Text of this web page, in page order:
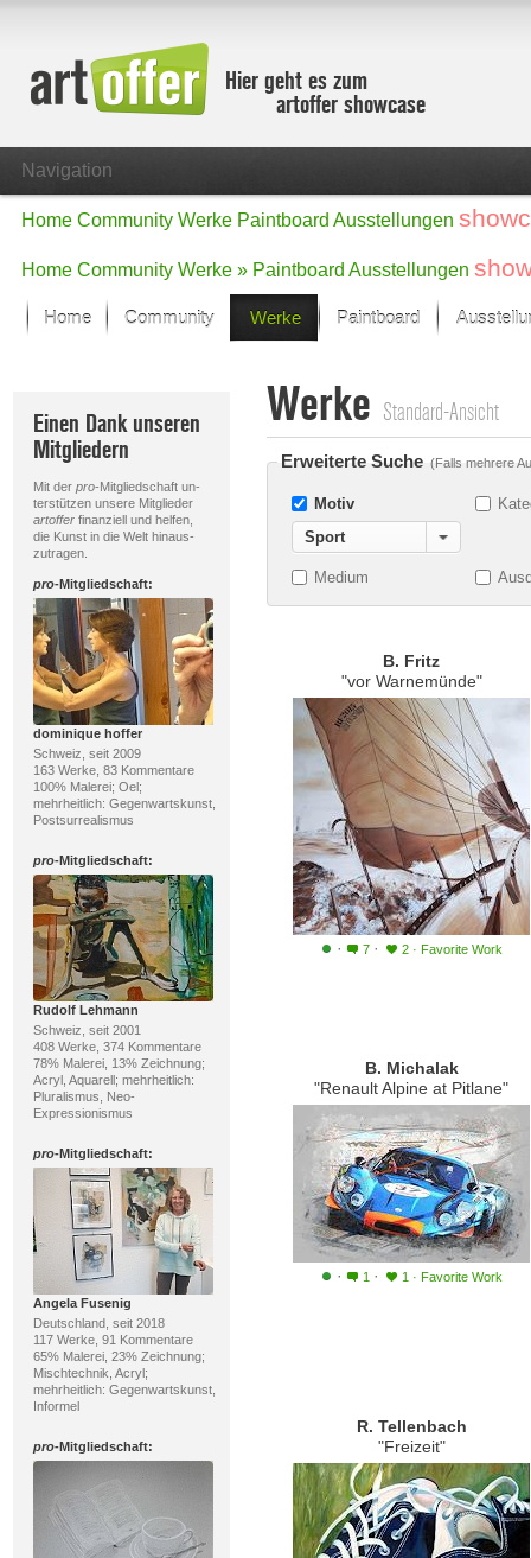
Hier geht es zum
artoffer showcase
Navigation
Home Community Werke Paintboard Ausstellungen
Home Community Werke » Paintboard Ausstellungen
Home Community Werke
Der letzte Monat im Fokus
Alle Fokus-Werke
Standard-Ansicht
Neue Werke – Auswahl
Alle neuen Werke
Paintboard
Einen Dank unseren
Mitgliedern
Mit der pro-Mitgliedschaft un-
terstützen unsere Mitglieder
artofferfinanziell und helfen,
die Kunst in die Welt hinaus-
zutragen.
pro-Mitgliedschaft:
dominique hoffer
Schweiz, seit 2009
163 Werke, 83 Kommentare
100% Malerei; Oel;
mehrheitlich: Gegenwartskunst,
Postsurrealismus
pro-Mitgliedschaft:
Rudolf Lehmann
Schweiz, seit 2001
408 Werke, 374 Kommentare
78% Malerei, 13% Zeichnung;
Acryl, Aquarell; mehrheitlich:
Pluralismus, Neo-
Expressionismus
pro-Mitgliedschaft:
Angela Fusenig
Deutschland, seit 2018
117 Werke, 91 Kommentare
65% Malerei, 23% Zeichnung;
Mischtechnik, Acryl;
mehrheitlich: Gegenwartskunst,
Informel
pro-Mitgliedschaft:
Werke Standard-Ansicht
Erweiterte Suche (Falls mehrere
Motiv
Sport
Medium
B. Fritz
"vor Warnemünde"
· 7 · 2 · Favorite Work
B. Michalak
"Renault Alpine at Pitlane"
· 1 · 1 · Favorite Work
R. Tellenbach
"Freizeit"